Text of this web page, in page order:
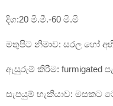
දිග:20 මි.මී.-60 මි.මී
මතුපිට නිමාව: සරල හෝ
ඇසුරුම් කිරීම: furmigated
සැපයුම් හැකියාව: මසකට